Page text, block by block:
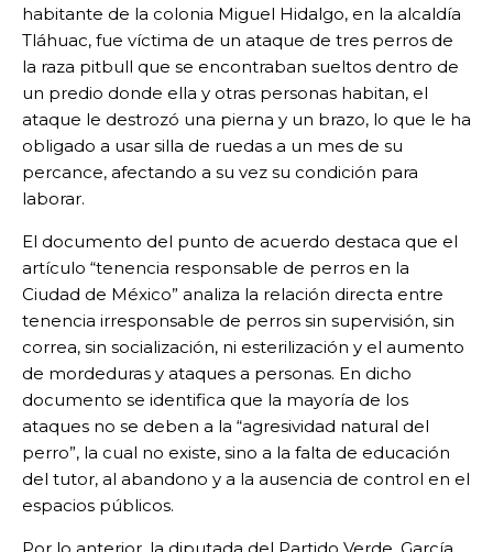
habitante de la colonia Miguel Hidalgo, en la alcaldía
Tláhuac, fue víctima de un ataque de tres perros de
la raza pitbull que se encontraban sueltos dentro de
un predio donde ella y otras personas habitan, el
ataque le destrozó una pierna y un brazo, lo que le ha
obligado a usar silla de ruedas a un mes de su
percance, afectando a su vez su condición para
laborar.
El documento del punto de acuerdo destaca que el
artículo “tenencia responsable de perros en la
Ciudad de México” analiza la relación directa entre
tenencia irresponsable de perros sin supervisión, sin
correa, sin socialización, ni esterilización y el aumento
de mordeduras y ataques a personas. En dicho
documento se identifica que la mayoría de los
ataques no se deben a la “agresividad natural del
perro”, la cual no existe, sino a la falta de educación
del tutor, al abandono y a la ausencia de control en el
espacios públicos.